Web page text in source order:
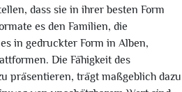
dass sie in ihrer besten Form
es den Familien, die
in gedruckter Form in Alben,
Die Fähigkeit des
präsentieren, trägt maßgeblich dazu